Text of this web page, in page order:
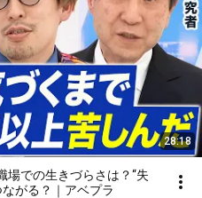
28:18
場での生きづらさは？“失
がる？｜アベプラ